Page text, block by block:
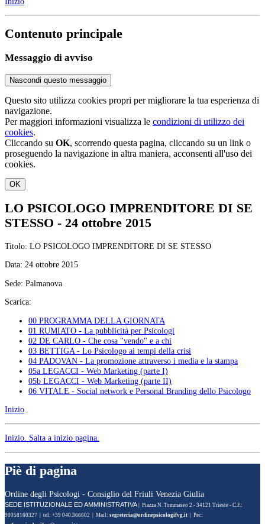
Contenuto principale
Messaggio di avviso
Nascondi questo messaggio
Questo sito utilizza cookies propri per migliorare la tua esperienza di
navigazione.
Per maggiori informazioni visualizza le condizioni di utilizzo dei
cookies.
Cliccando su OK, scorrendo questa pagina, cliccando su un link o
proseguendo la navigazione in altra maniera, acconsenti all'uso dei
cookies.
OK
LO PSICOLOGO IMPRENDITORE DI SE
STESSO - 24 ottobre 2015
Titolo: LO PSICOLOGO IMPRENDITORE DI SE STESSO
Data: 24 ottobre 2015
Sede: Palmanova
Scarica:
00 PROGRAMMA DELLA GIORNATA
01 RUMIATO - La pubblicità per Psicologi
02 DE CARLO - Che cosa "vendo" e a chi
03 BETTIGA - Lo Psicologo ai tempi della crisi
04 PADOVAN - La promozione attraverso i media e la stampa
05a LEGACCI - Web Marketing (parte I)
05b LEGACCI - Web Marketing (parte II)
06 VITALE - Social network e Personal Branding dello Psicologo
Inizio
Inizio. Salta a inizio pagina.
Piè di pagina
Ordine degli Psicologi - Consiglio del Friuli Venezia Giulia
SEDE ISTITUZIONALE ED AMMINISTRATIVA
| Piazza N. Tommaseo 2 - 34121 Trieste - C.F.:
90058160327 | tel: +39 040.366602 | Mail:
| Pec: